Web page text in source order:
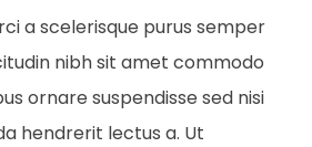
a scelerisque purus semper
nibh sit amet commodo
ornare suspendisse sed nisi
hendrerit lectus a. Ut